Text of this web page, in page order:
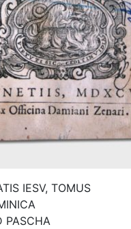
IESV, TOMUS
PASCHA